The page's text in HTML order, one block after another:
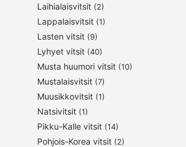
Laihialaisvitsit (2)
Lappalaisvitsit (1)
Lasten vitsit (9)
Lyhyet vitsit (40)
Musta huumori vitsit (10)
Mustalaisvitsit (7)
Muusikkovitsit (1)
Natsivitsit (1)
Pikku-Kalle vitsit (14)
Pohjois-Korea vitsit (2)